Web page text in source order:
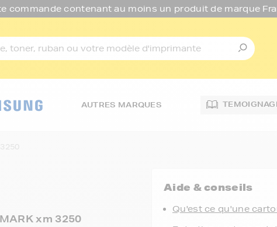
commande contenant au moins un produit de marque
AUTRES MARQUES
xm 3250
Aide & conseils
Qu'est ce qu'une